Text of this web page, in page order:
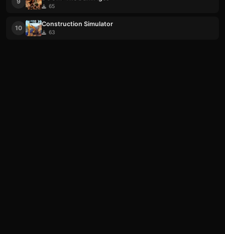
65
10 Construction Simulator
63